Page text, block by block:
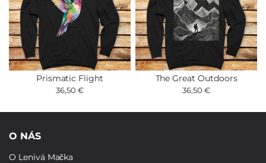
Prismatic Flight
36,50 €
The Great Outdoors
36,50 €
O NÁS
O Lenivá Mačka